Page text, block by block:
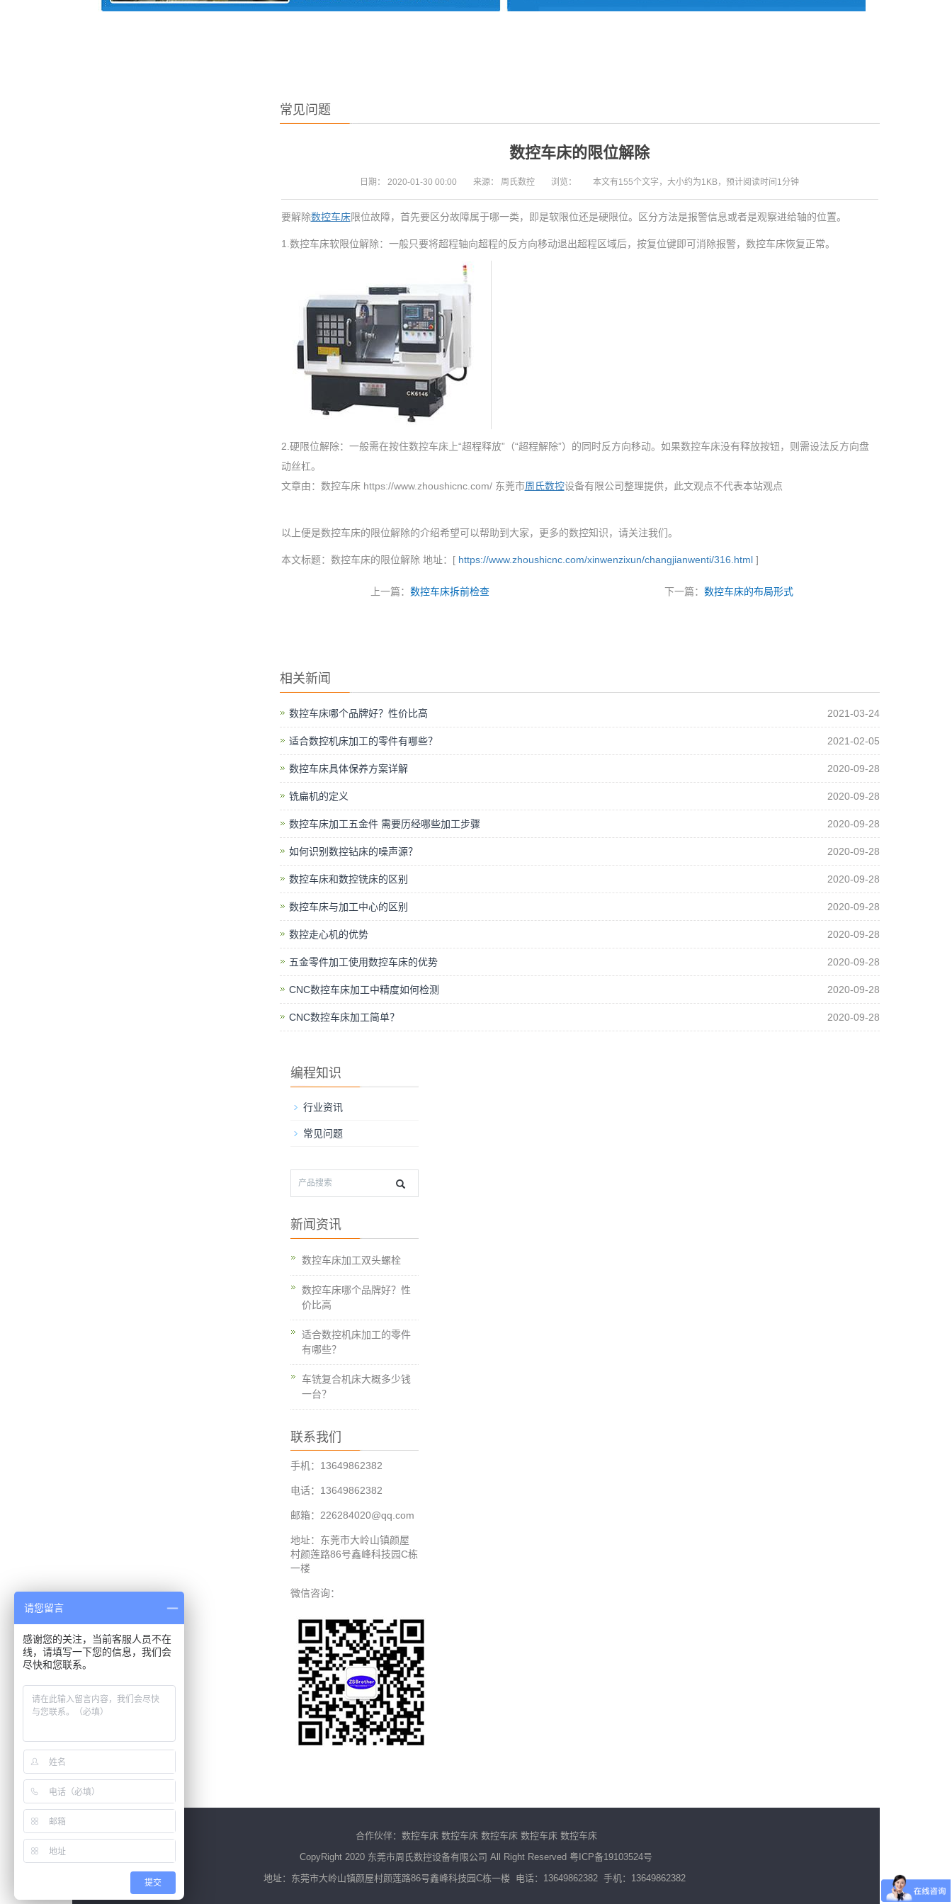
常见问题
数控车床的限位解除
日期：2020-01-30 00:00 来源： 周氏数控 浏览： 本文有155个文字，大小约为1KB，预计阅读时间1分钟
要解除数控车床限位故障，首先要区分故障属于哪一类，即是软限位还是硬限位。区分方法是报警信息或者是观察进给轴的位置。
1.数控车床软限位解除：一般只要将超程轴向超程的反方向移动退出超程区域后，按复位键即可消除报警，数控车床恢复正常。
2.硬限位解除：一般需在按住数控车床上“超程释放”（“超程解除”）的同时反方向移动。如果数控车床没有释放按钮，则需设法反方向盘
动丝杠。
文章由：数控车床 https://www.zhoushicnc.com/ 东莞市周氏数控设备有限公司整理提供，此文观点不代表本站观点
以上便是数控车床的限位解除的介绍希望可以帮助到大家，更多的数控知识，请关注我们。
本文标题：数控车床的限位解除 地址：[https://www.zhoushicnc.com/xinwenzixun/changjianwenti/316.html]
上一篇：数控车床拆前检查 下一篇：数控车床的布局形式
相关新闻
数控车床哪个品牌好？性价比高 2021-03-24
适合数控机床加工的零件有哪些？ 2021-02-05
数控车床具体保养方案详解 2020-09-28
铣扁机的定义 2020-09-28
数控车床加工五金件 需要历经哪些加工步骤 2020-09-28
如何识别数控钻床的噪声源？ 2020-09-28
数控车床和数控铣床的区别 2020-09-28
数控车床与加工中心的区别 2020-09-28
数控走心机的优势 2020-09-28
五金零件加工使用数控车床的优势 2020-09-28
CNC数控车床加工中精度如何检测 2020-09-28
CNC数控车床加工简单？ 2020-09-28
编程知识
行业资讯
常见问题
新闻资讯
数控车床加工双头螺栓
数控车床哪个品牌好？性
价比高
适合数控机床加工的零件
有哪些？
车铣复合机床大概多少钱
一台？
联系我们
手机：13649862382
电话：13649862382
邮箱：226284020@qq.com
地址：东莞市大岭山镇颜屋
村颜莲路86号鑫峰科技园C栋
一楼
微信咨询：
合作伙伴： 数控车床 数控车床 数控车床 数控车床 数控车床
CopyRight 2020 东莞市周氏数控设备有限公司 All Right Reserved 粤ICP备19103524号
地址：东莞市大岭山镇颜屋村颜莲路86号鑫峰科技园C栋一楼 电话：13649862382 手机：13649862382
请您留言
感谢您的关注，当前客服人员不在
线，请填写一下您的信息，我们会
尽快和您联系。
提交